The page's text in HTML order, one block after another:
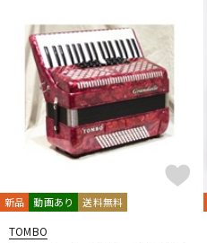
新品 動画あり 送料無料
TOMBO